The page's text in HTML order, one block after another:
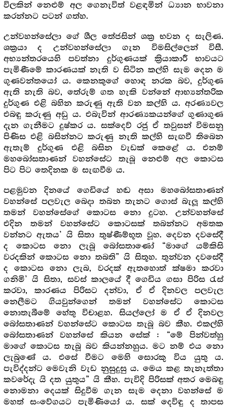
විලකින් නෙළුම් අල ගෙනැවිත් වළඳමින් ධ්‍යාන භාවනා
කරන්නට පටන් ගත්හ.
උන්වහන්සේලා ගේ ශීල තේජසින් ශක්‍ර‍ භවන ද සැලිණ.
ශක්‍ර‍යා ද උන්වහන්සේලා ගැන විමසිල්ලෙන් විසී.
අභ්‍යන්තරයෙහි පවත්නා දුර්ගුණයක් ක්‍රියාකාරී භාවයට
පැමිණීමේ කාරණයක් නැති ව සිටින කල්හි සැම දෙන ම
ගුණවන්තයෝ ය. කෙනකුගේ හොඳ නරක බව, දුර්ගුණ
ඇති නැති බව, තේරුම් ගත හැකි වන්නේ ආභ්‍යන්තරික
දුර්ගුණ එළි බහින කරුණු ඇති වන කල්හි ය. අරණ්‍යවල
එබඳු කරුණු අඩු ය. එබැවින් ආරණ්‍යකයන්ගේ ගුණාගුණ
දැන ගැනීමට දුෂ්කර ය. සක්දෙව් රජු ඒ තවුසන් විමසනු
පිණිස එළි බසින්නට කරුණු නැති කල්හි සැඟවී තිබෙන
ඇතැම් දුර්ගුණ එළි බසින වැඩක් කෙළේ ය. එනම්
මහබෝසතාණන් වහන්සේට තැබූ නෙළුම් අල කොටස
පිට පිට තෙදිනක ම සැඟවීම ය.
පළමුවන දිනයේ ගෙඩියේ හඬ අසා මහබෝසතාණන්
වහන්සේ පලවැල බෙදා තබන තැනට ගොස් බැලූ කල්හි
තමන් වහන්සේගේ කොටස නො දුටහ. උන්වහන්සේ
එදින තමන් වහන්සේට කොටසක් තබන්නට අමතක
වන්නට ඇතය’ යි සිතා තුෂ්ණීම්භූත වූහ. දෙවන දවසේදී
ද කොටස නො ලැබූ බෝසතාණෝ “මාගේ යම්කිසි
වරදකින් කොටස නො තබති” යි සිතූහ. තුන්වන දවසේදී
ද කොටස නො ලැබ, වරදක් ඇතහොත් ක්ෂමා කරවා
ගනිමි’ යි සිතා, සවස් කාලයේ දී ගෙඩිය ගසා පිරිස රැස්
කරවා, කාරණය පිරිසට දන්වා, ඒ ඒ දිනවල පලවැල
නෙලීමට ගියවුන්ගෙන් තමන් වහන්සේට කොටස
නොතැබීමේ හේතු විචාළහ. සියල්ලෝ ම ඒ ඒ දිනවල
බෝසතාණන් වහන්සේට කොටස තැබූ බව කීහ. එකල්හි
බෝසතාණන් වහන්සේ කියන සේක් : “මේ පින්වත්හු
මාගේ කොටස තැබූ බව කියන්නහුය. මට නම් එය නො
ලැබුණේ ය. එසේ වීමට මෙහි සොරකු විය යුතු ය.
පැවිද්දන්ට මෙවැනි වැඩ නුසුදුසු ය. මෙය කළ තැනැත්තා
කවරේදැ යි දත යුතුය” යි කීහ. පැවිදි පිරිසක් අතර මෙබඳු
නොමනා දෙයක් සිදුවීම ගැන සැම දෙනා වහන්සේ ම
මහත් සංවේගයට පැමිණියෝ ය. සක් දෙවිඳු ද තාපස